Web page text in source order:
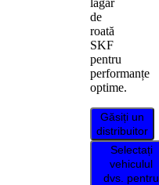
lagăr
de
roată
SKF
pentru
performanțe
optime.
Găsiți un
distribuitor
Selectați
vehiculul
dvs. pentru